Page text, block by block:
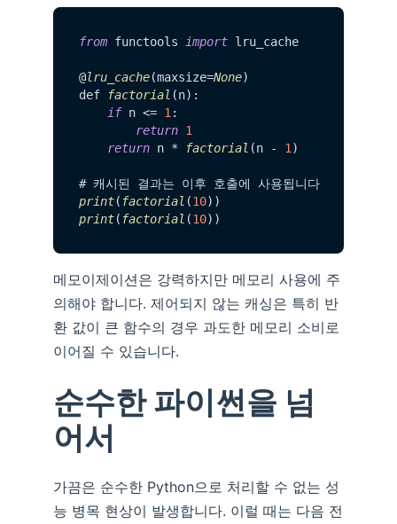
from functools import lru_cache
@lru_cache(maxsize=None)
def
factorial (n):
if n <= 1 :
return 1
return n * factorial (n - 1 )
# 캐시된 결과는 이후 호출에 사용됩니다
print( factorial (10
print( factorial (10
메모이제이션은 강력하지만 메모리 사용에 주
의해야 합니다. 제어되지 않는 캐싱은 특히 반
환 값이 큰 함수의 경우 과도한 메모리 소비로
이어질 수 있습니다.
순수한 파이썬을 넘
어서
가끔은 순수한 Python으로 처리할 수 없는 성
능 병목 현상이 발생합니다. 이럴 때는 다음 전